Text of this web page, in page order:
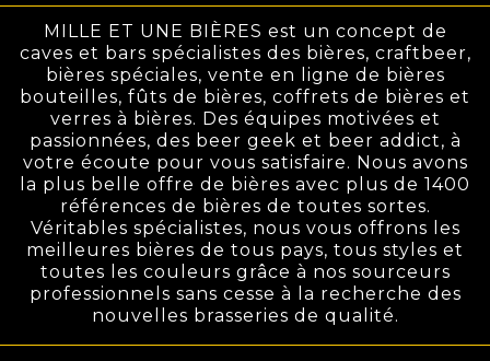
MILLE ET UNE BIÈRES est un concept de
caves et bars spécialistes des bières, craftbeer,
bières spéciales, vente en ligne de bières
bouteilles, fûts de bières, coffrets de bières et
verres à bières. Des équipes motivées et
passionnées, des beer geek et beer addict, à
votre écoute pour vous satisfaire. Nous avons
la plus belle offre de bières avec plus de 1400
références de bières de toutes sortes.
Véritables spécialistes, nous vous offrons les
meilleures bières de tous pays, tous styles et
toutes les couleurs grâce à nos sourceurs
professionnels sans cesse à la recherche des
nouvelles brasseries de qualité.